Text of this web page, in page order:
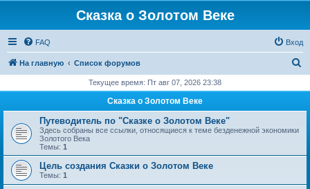
Сказка о Золотом Веке
FAQ Вход
На главную Список форумов
с
Текущее время: Пт авг 07, 2026 23:38
Сказка о Золотом Веке
Путеводитель по "Сказке о Золотом Веке"
Здесь собраны все ссылки, относящиеся к теме безденежной экономики
Золотого Века
Темы: 1
Цель создания Сказки о Золотом Веке
Темы: 1